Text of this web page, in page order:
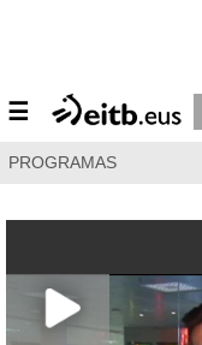
☰
PROGRAMAS